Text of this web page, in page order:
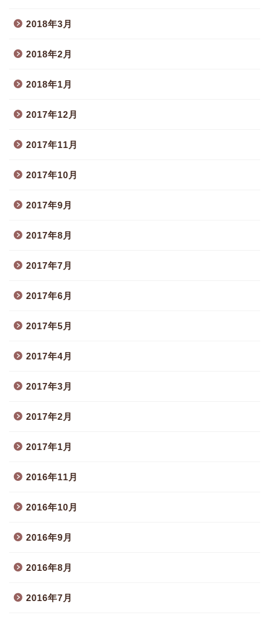
2018年3月
2018年2月
2018年1月
2017年12月
2017年11月
2017年10月
2017年9月
2017年8月
2017年7月
2017年6月
2017年5月
2017年4月
2017年3月
2017年2月
2017年1月
2016年11月
2016年10月
2016年9月
2016年8月
2016年7月